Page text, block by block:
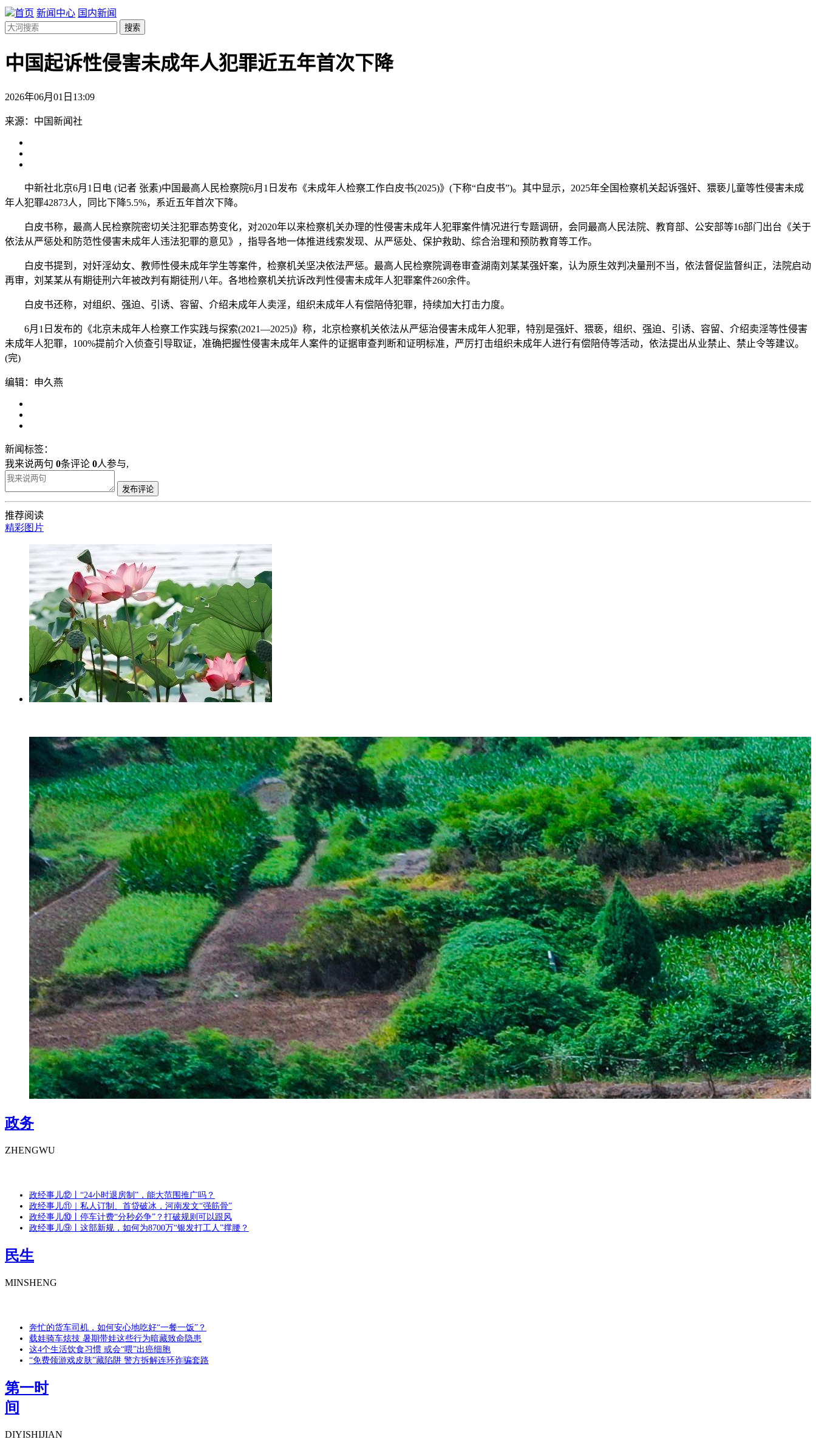
首页 新闻中心 国内新闻
搜索
中国起诉性侵害未成年人犯罪近五年首次下降
2026年06月01日13:09
来源：中国新闻社
中新社北京6月1日电 (记者 张素)中国最高人民检察院6月1日发布《未成年人检察工作白皮书(2025)》(下称“白皮书”)。其中显示，2025年全国检察机关起诉强奸、猥亵儿童等性侵害未成
年人犯罪42873人，同比下降5.5%，系近五年首次下降。
白皮书称，最高人民检察院密切关注犯罪态势变化，对2020年以来检察机关办理的性侵害未成年人犯罪案件情况进行专题调研，会同最高人民法院、教育部、公安部等16部门出台《关于
依法从严惩处和防范性侵害未成年人违法犯罪的意见》，指导各地一体推进线索发现、从严惩处、保护救助、综合治理和预防教育等工作。
白皮书提到，对奸淫幼女、教师性侵未成年学生等案件，检察机关坚决依法严惩。最高人民检察院调卷审查湖南刘某某强奸案，认为原生效判决量刑不当，依法督促监督纠正，法院启动
再审，刘某某从有期徒刑六年被改判有期徒刑八年。各地检察机关抗诉改判性侵害未成年人犯罪案件260余件。
白皮书还称，对组织、强迫、引诱、容留、介绍未成年人卖淫，组织未成年人有偿陪侍犯罪，持续加大打击力度。
6月1日发布的《北京未成年人检察工作实践与探索(2021—2025)》称，北京检察机关依法从严惩治侵害未成年人犯罪，特别是强奸、猥亵，组织、强迫、引诱、容留、介绍卖淫等性侵害
未成年人犯罪，100%提前介入侦查引导取证，准确把握性侵害未成年人案件的证据审查判断和证明标准，严厉打击组织未成年人进行有偿陪侍等活动，依法提出从业禁止、禁止令等建议。
(完)
编辑：申久燕
新闻标签：
我来说两句 0条评论 0人参与,
发布评论
推荐阅读